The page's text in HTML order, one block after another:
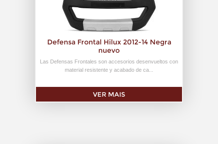
Defensa Frontal Hilux 2012-14 Negra
nuevo
Las Defensas Frontales son accesorios desenvueltos con
material resistente y acabado de ca...
VER MAIS